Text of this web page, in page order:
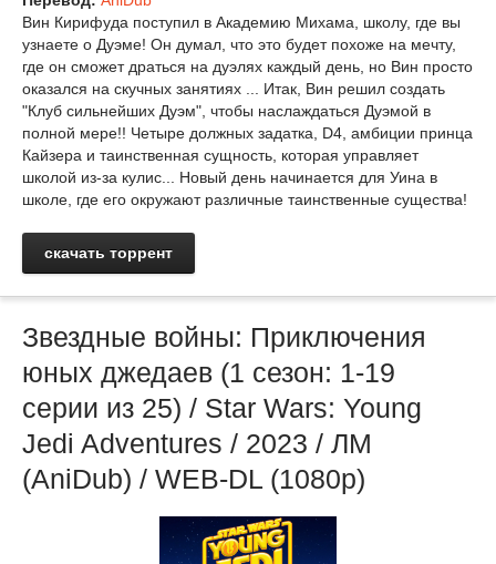
Вин Кирифуда поступил в Академию Михама, школу, где вы
узнаете о Дуэме! Он думал, что это будет похоже на мечту,
где он сможет драться на дуэлях каждый день, но Вин просто
оказался на скучных занятиях ... Итак, Вин решил создать
"Клуб сильнейших Дуэм", чтобы наслаждаться Дуэмой в
полной мере!! Четыре должных задатка, D4, амбиции принца
Кайзера и таинственная сущность, которая управляет
школой из-за кулис... Новый день начинается для Уина в
школе, где его окружают различные таинственные существа!
скачать торрент
Звездные войны: Приключения
юных джедаев (1 сезон: 1-19
серии из 25) / Star Wars: Young
Jedi Adventures / 2023 / ЛМ
(AniDub) / WEB-DL (1080p)